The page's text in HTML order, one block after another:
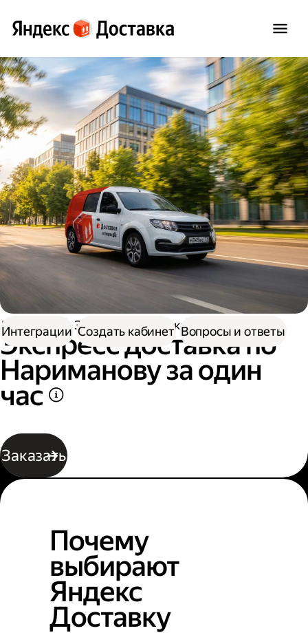
Доставка Экспресс-доставка по Нариманову
Экспресс доставка по
Нариманову за один
час
Заказать
Интеграции Создать кабинет Вопросы и ответы
Почему
выбирают
Яндекс
Доставку